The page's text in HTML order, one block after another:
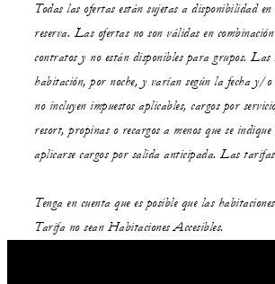
Todas las ofertas están sujetas a disponibilidad
reserva. Las ofertas no son válidas en
contratos y no están disponibles para grupos.
habitación, por noche, y varían según la fecha y/
no incluyen impuestos aplicables, cargos por
resort, propinas o recargos a menos que se
aplicarse cargos por salida anticipada. Las tarifas
Tenga en cuenta que es posible que las
Tarifa no sean Habitaciones Accesibles.